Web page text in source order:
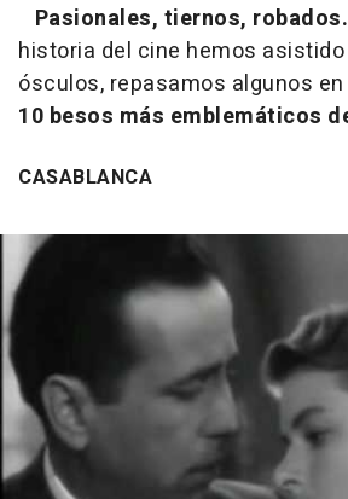
Pasionales, tiernos,
historia del cine hemos
ósculos, repasamos algunos
10 besos más emblemáticos
CASABLANCA